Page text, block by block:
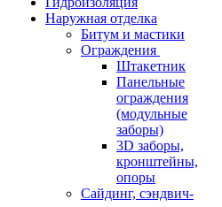
Наружная отделка
Битум и мастики
Ограждения
Штакетник
Панельные
ограждения
(модульные
заборы)
3D заборы,
кронштейны,
опоры
Cайдинг, сэндвич-